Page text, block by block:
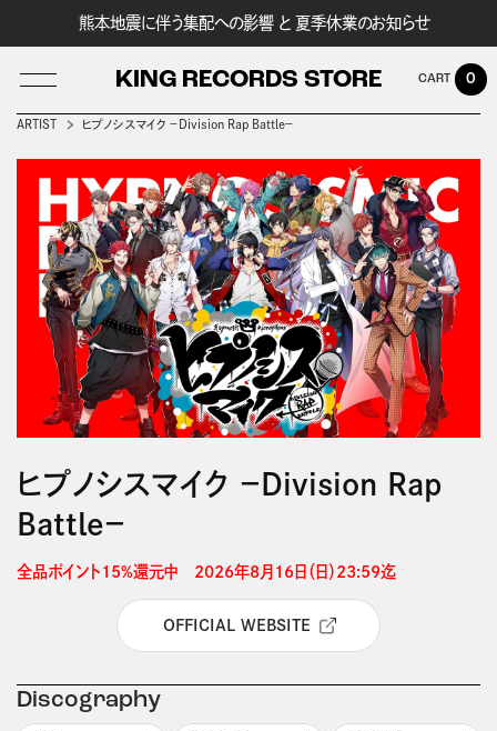
熊本地震に伴う集配への影響 と 夏季休業のお知らせ
KING RECORDS STORE
LOG IN
0
ARTIST ヒプノシスマイク －Division Rap Battle－
ヒプノシスマイク －Division Rap
Battle－
全品ポイント15%還元中　2026年8月16日（日）23:59迄
OFFICIAL WEBSITE
Discography